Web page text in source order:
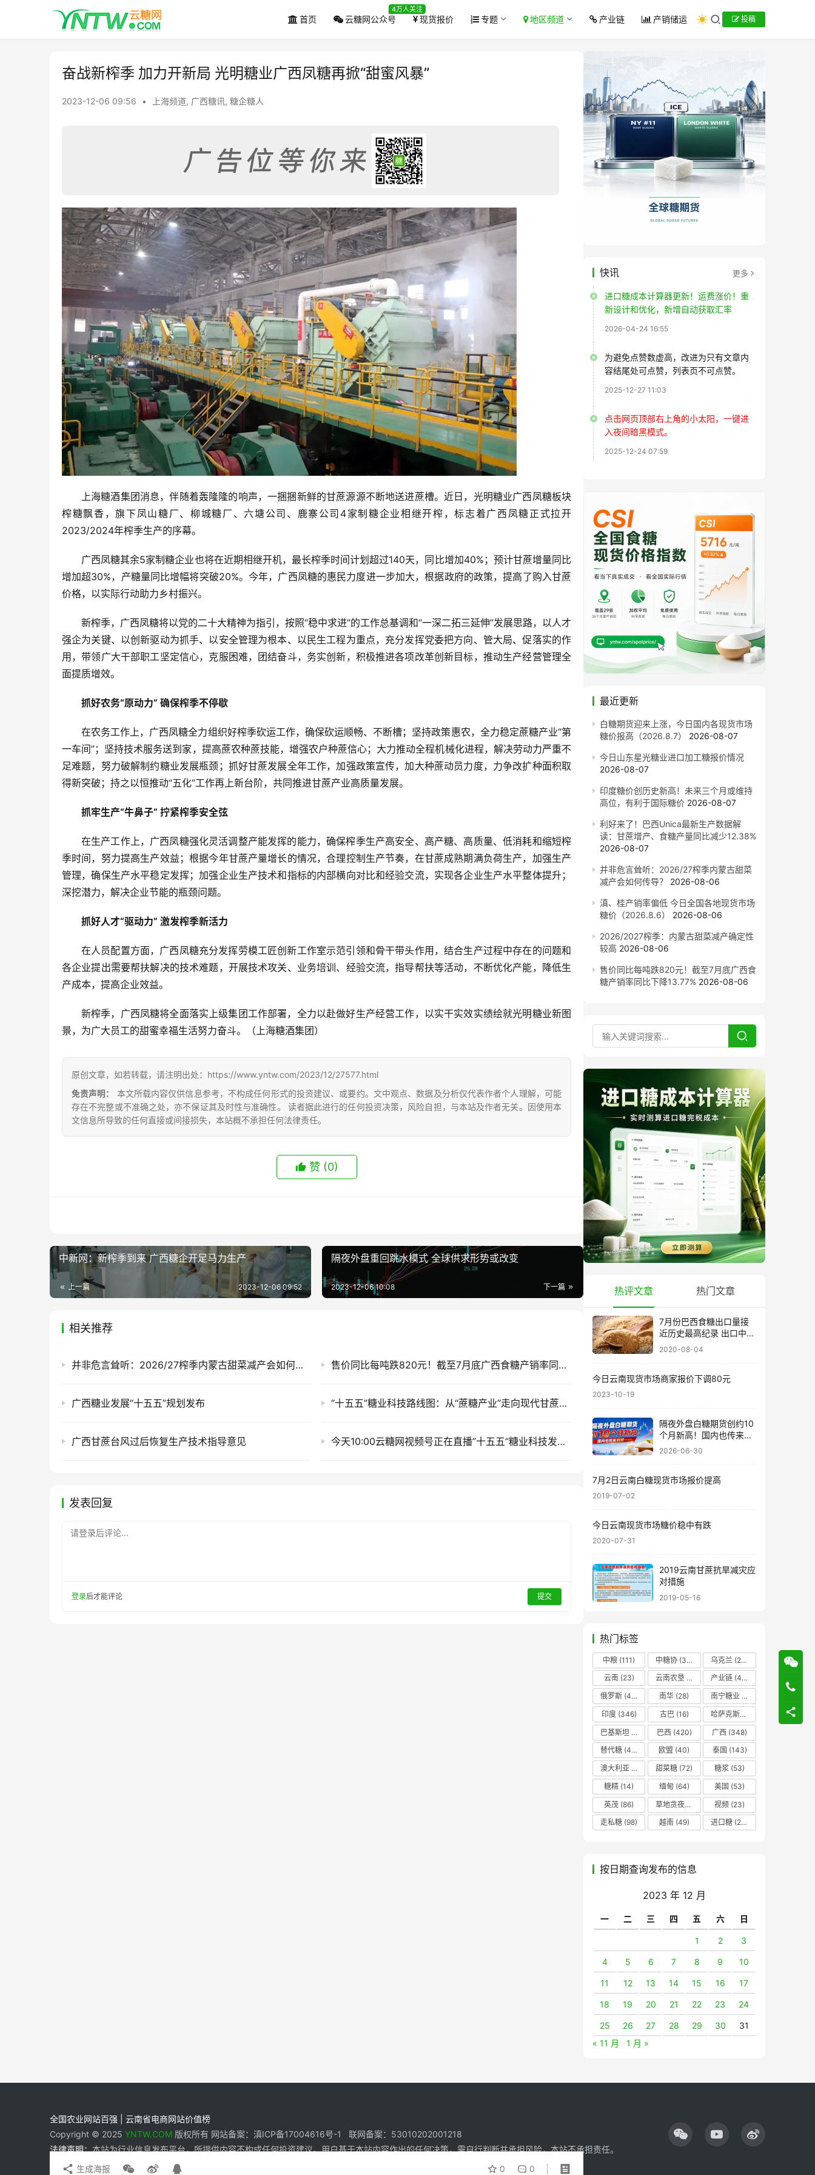
首页 云糖网公众号
4万人关注
现货报价 专题 地区频道 产业链 产销储运 投稿
奋战新榨季 加力开新局 光明糖业广西凤糖再掀“甜蜜风暴”
2023-12-06 09:56 • 上海频道, 广西糖讯, 糖企糖人
上海糖酒集团消息，伴随着轰隆隆的响声，一捆捆新鲜的甘蔗源源不断地送进蔗槽。近日，光明糖业广西凤糖板块
榨糖飘香，旗下凤山糖厂、柳城糖厂、六塘公司、鹿寨公司4家制糖企业相继开榨，标志着广西凤糖正式拉开
2023/2024年榨季生产的序幕。
广西凤糖其余5家制糖企业也将在近期相继开机，最长榨季时间计划超过140天，同比增加40%；预计甘蔗增量同比
增加超30%，产糖量同比增幅将突破20%。今年，广西凤糖的惠民力度进一步加大，根据政府的政策，提高了购入甘蔗
价格，以实际行动助力乡村振兴。
新榨季，广西凤糖将以党的二十大精神为指引，按照“稳中求进”的工作总基调和“一深二拓三延伸”发展思路，以人才
强企为关键、以创新驱动为抓手、以安全管理为根本、以民生工程为重点，充分发挥党委把方向、管大局、促落实的作
用，带领广大干部职工坚定信心，克服困难，团结奋斗，务实创新，积极推进各项改革创新目标，推动生产经营管理全
面提质增效。
抓好农务“原动力” 确保榨季不停歇
在农务工作上，广西凤糖全力组织好榨季砍运工作，确保砍运顺畅、不断槽；坚持政策惠农，全力稳定蔗糖产业“第
一车间”；坚持技术服务送到家，提高蔗农种蔗技能，增强农户种蔗信心；大力推动全程机械化进程，解决劳动力严重不
足难题，努力破解制约糖业发展瓶颈；抓好甘蔗发展全年工作，加强政策宣传，加大种蔗动员力度，力争改扩种面积取
得新突破；持之以恒推动“五化”工作再上新台阶，共同推进甘蔗产业高质量发展。
抓牢生产“牛鼻子” 拧紧榨季安全弦
在生产工作上，广西凤糖强化灵活调整产能发挥的能力，确保榨季生产高安全、高产糖、高质量、低消耗和缩短榨
季时间，努力提高生产效益；根据今年甘蔗产量增长的情况，合理控制生产节奏，在甘蔗成熟期满负荷生产，加强生产
管理，确保生产水平稳定发挥；加强企业生产技术和指标的内部横向对比和经验交流，实现各企业生产水平整体提升；
深挖潜力，解决企业节能的瓶颈问题。
抓好人才“驱动力” 激发榨季新活力
在人员配置方面，广西凤糖充分发挥劳模工匠创新工作室示范引领和骨干带头作用，结合生产过程中存在的问题和
各企业提出需要帮扶解决的技术难题，开展技术攻关、业务培训、经验交流，指导帮扶等活动，不断优化产能，降低生
产成本，提高企业效益。
新榨季，广西凤糖将全面落实上级集团工作部署，全力以赴做好生产经营工作，以实干实效实绩绘就光明糖业新图
景，为广大员工的甜蜜幸福生活努力奋斗。（上海糖酒集团）
原创文章，如若转载，请注明出处：https://www.yntw.com/2023/12/27577.html
免责声明：
本文所载内容仅供信息参考，不构成任何形式的投资建议、或要约。文中观点、数据及分析仅代表作者个人理解，可能
存在不完整或不准确之处，亦不保证其及时性与准确性。 读者据此进行的任何投资决策，风险自担，与本站及作者无关。因使用本
文信息所导致的任何直接或间接损失，本站概不承担任何法律责任。
赞 (0)
0 0
生成海报
中新网：新榨季到来 广西糖企开足马力生产
上一篇 2023-12-06 09:52
隔夜外盘重回跳水模式 全球供求形势或改变
下一篇
2023-12-06 10:08
相关推荐
并非危言耸听：2026/27榨季内蒙古甜菜减产会如何传导？ 售价同比每吨跌820元！截至7月底广西食糖产销率同比下降13.77%
广西糖业发展“十五五”规划发布 “十五五”糖业科技路线图：从“蔗糖产业”走向现代甘蔗产业
广西甘蔗台风过后恢复生产技术指导意见 今天10:00云糖网视频号正在直播”十五五“糖业科技发展思考……
发表回复
请登录后评论...
登录后才能评论 提交
快讯 更多
进口糖成本计算器更新！运费涨价！重
新设计和优化，新增自动获取汇率
2026-04-24 16:55
为避免点赞数虚高，改进为只有文章内
容结尾处可点赞，列表页不可点赞。
2025-12-27 11:03
点击网页顶部右上角的小太阳，一键进
入夜间暗黑模式。
2025-12-24 07:59
最近更新
白糖期货迎来上涨，今日国内各现货市场
糖价报高（2026.8.7）
2026-08-07
今日山东星光糖业进口加工糖报价情况
2026-08-07
印度糖价创历史新高！未来三个月或维持
高位，有利于国际糖价 2026-08-07
利好来了！巴西Unica最新生产数据解
读：甘蔗增产、食糖产量同比减少12.38%
2026-08-07
并非危言耸听：2026/27榨季内蒙古甜菜
减产会如何传导？
2026-08-06
滇、桂产销率偏低 今日全国各地现货市场
糖价（2026.8.6）
2026-08-06
2026/2027榨季：内蒙古甜菜减产确定性
较高 2026-08-06
售价同比每吨跌820元！截至7月底广西食
糖产销率同比下降13.77% 2026-08-06
热评文章 热门文章
7月份巴西食糖出口量接
近历史最高纪录 出口中国
超40万吨
2020-08-04
今日云南现货市场商家报价下调80元
2023-10-19
隔夜外盘白糖期货创约10
个月新高！国内也传来利
好……
2026-06-30
7月2日云南白糖现货市场报价提高
2019-07-02
今日云南现货市场糖价稳中有跌
2020-07-31
2019云南甘蔗抗旱减灾应
对措施
2019-05-16
热门标签
中粮 (111) 中糖协 (37) 乌克兰 (20)
云南(23) 云南农垦 产业链 (42)
俄罗斯 (43) 南华 (28) 南宁糖业
印度(346) 古巴(16) 哈萨克斯坦
巴基斯坦
巴西(420) 广西 (348)
替代糖 (48) 欧盟 (40) 泰国 (143)
澳大利亚
甜菜糖 (72) 糖浆 (53)
糖精 (14) 缅甸 (64) 美国 (53)
英茂 (86) 草地贪夜蛾 视频 (23)
走私糖 (98) 越南(49) 进口糖 (236)
按日期查询发布的信息
2023 年 12 月
一 二 三 四 五 六 日
1 2 3
4 5 6 7 8 9 10
11 12 13 14 15 16 17
18 19 20 21 22 23 24
25 26 27 28 29 30
31
« 11 月
1 月 »
全国农业网站百强 | 云南省电商网站价值榜
Copyright © 2025 YNTW.COM 版权所有 网站备案：滇ICP备17004616号-1 联网备案：53010202001218
法律声明：本站为行业信息发布平台，所提供内容不构成任何投资建议。用户基于本站内容作出的任何决策，需自行判断并承担风险，本站不承担责任。